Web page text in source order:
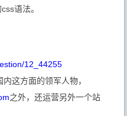
语法。
12_44255
这方面的领军人物，
之外，还运营另外一个站